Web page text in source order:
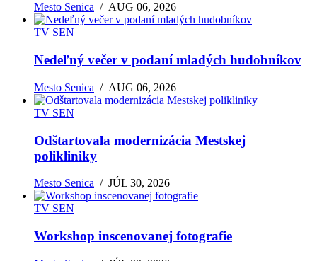
Mesto Senica /AUG 06, 2026
TV SEN
Nedeľný večer v podaní mladých hudobníkov
Mesto Senica /AUG 06, 2026
TV SEN
Odštartovala modernizácia Mestskej
polikliniky
Mesto Senica /JÚL 30, 2026
TV SEN
Workshop inscenovanej fotografie